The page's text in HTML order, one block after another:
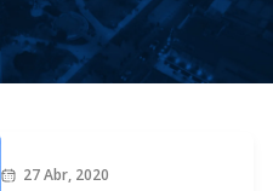
27 Abr, 2020